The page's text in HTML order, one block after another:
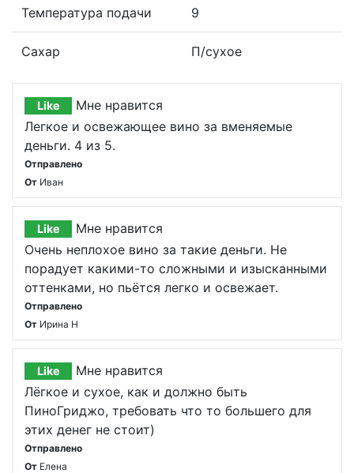
Температура подачи 9
Сахар П/сухое
Like
Мне нравится
Легкое и освежающее вино за вменяемые
деньги. 4 из 5.
Отправлено
От Иван
Like
Мне нравится
Очень неплохое вино за такие деньги. Не
порадует какими-то сложными и изысканными
оттенками, но пьётся легко и освежает.
Отправлено
От Ирина Н
Like
Мне нравится
Лёгкое и сухое, как и должно быть
ПиноГриджо, требовать что то большего для
этих денег не стоит)
Отправлено
От Елена